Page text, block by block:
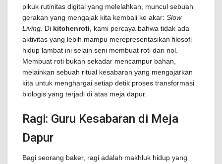
pikuk rutinitas digital yang melelahkan, muncul sebuah
gerakan yang mengajak kita kembali ke akar: Slow
Living . Di kitchenroti , kami percaya bahwa tidak ada
aktivitas yang lebih mampu merepresentasikan filosofi
hidup lambat ini selain seni membuat roti dari nol.
Membuat roti bukan sekadar mencampur bahan,
melainkan sebuah ritual kesabaran yang mengajarkan
kita untuk menghargai setiap detik proses transformasi
biologis yang terjadi di atas meja dapur.
Ragi: Guru Kesabaran di Meja
Dapur
Bagi seorang baker, ragi adalah makhluk hidup yang